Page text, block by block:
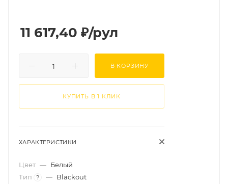
11 617,40 ₽/рул
В КОРЗИНУ
КУПИТЬ В 1 КЛИК
ХАРАКТЕРИСТИКИ
Цвет — Белый
Тип
? — Blackout